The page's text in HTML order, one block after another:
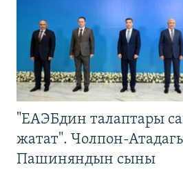
"ЕАЭБдин талаптары
жатат". Чолпон-
Пашиняндын сыны